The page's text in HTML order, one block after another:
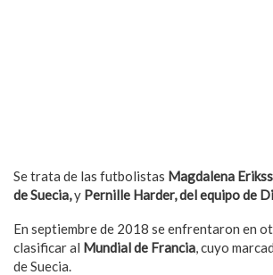
Se trata de las futbolistas Magdalena
de Suecia,y Pernille Harder,del equipo de
En septiembre de 2018 se enfrentaron en
clasificar al Mundial de Francia, cuyo
de Suecia.